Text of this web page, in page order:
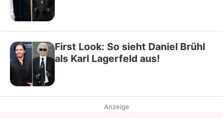
First Look: So sieht Daniel Brühl
als Karl Lagerfeld aus!
Anzeige